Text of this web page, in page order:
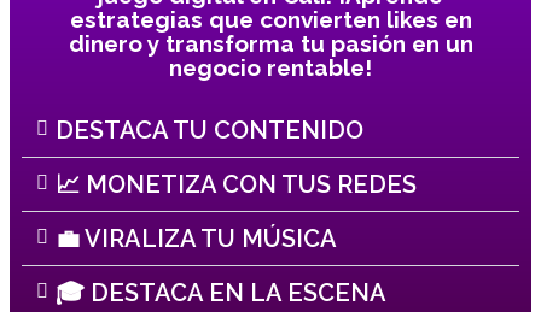
estrategias que convierten likes en
dinero y transforma tu pasión en un
negocio rentable!
DESTACA TU CONTENIDO
📈 MONETIZA CON TUS REDES
💼 VIRALIZA TU MÚSICA
🎓 DESTACA EN LA ESCENA